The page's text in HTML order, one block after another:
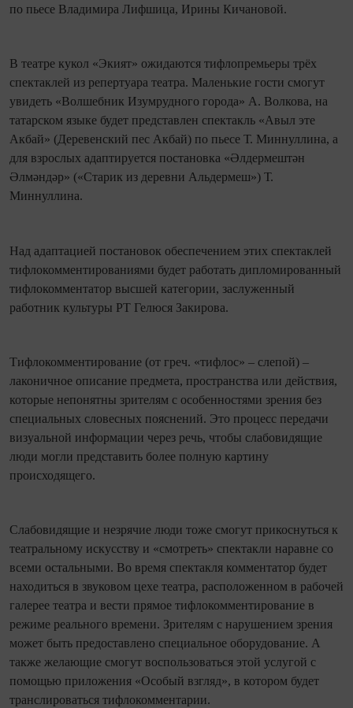
по пьесе Владимира Лифшица, Ирины Кичановой.
В театре кукол «Экият» ожидаются тифлопремьеры трёх
спектаклей из репертуара театра. Маленькие гости смогут
увидеть «Волшебник Изумрудного города» А. Волкова, на
татарском языке будет представлен спектакль «Авыл эте
Акбай» (Деревенский пес Акбай) по пьесе Т. Миннуллина, а
для взрослых адаптируется постановка «Әлдермештән
Әлмәндәр» («Старик из деревни Альдермеш») Т.
Миннуллина.
Над адаптацией постановок обеспечением этих спектаклей
тифлокомментированиями будет работать дипломированный
тифлокомментатор высшей категории, заслуженный
работник культуры РТ Гелюся Закирова.
Тифлокомментирование (от греч. «тифлос» – слепой) –
лаконичное описание предмета, пространства или действия,
которые непонятны зрителям с особенностями зрения без
специальных словесных пояснений. Это процесс передачи
визуальной информации через речь, чтобы слабовидящие
люди могли представить более полную картину
происходящего.
Слабовидящие и незрячие люди тоже смогут прикоснуться к
театральному искусству и «смотреть» спектакли наравне со
всеми остальными. Во время спектакля комментатор будет
находиться в звуковом цехе театра, расположенном в рабочей
галерее театра и вести прямое тифлокомментирование в
режиме реального времени. Зрителям с нарушением зрения
может быть предоставлено специальное оборудование. А
также желающие смогут воспользоваться этой услугой с
помощью приложения «Особый взгляд», в котором будет
транслироваться тифлокомментарии.